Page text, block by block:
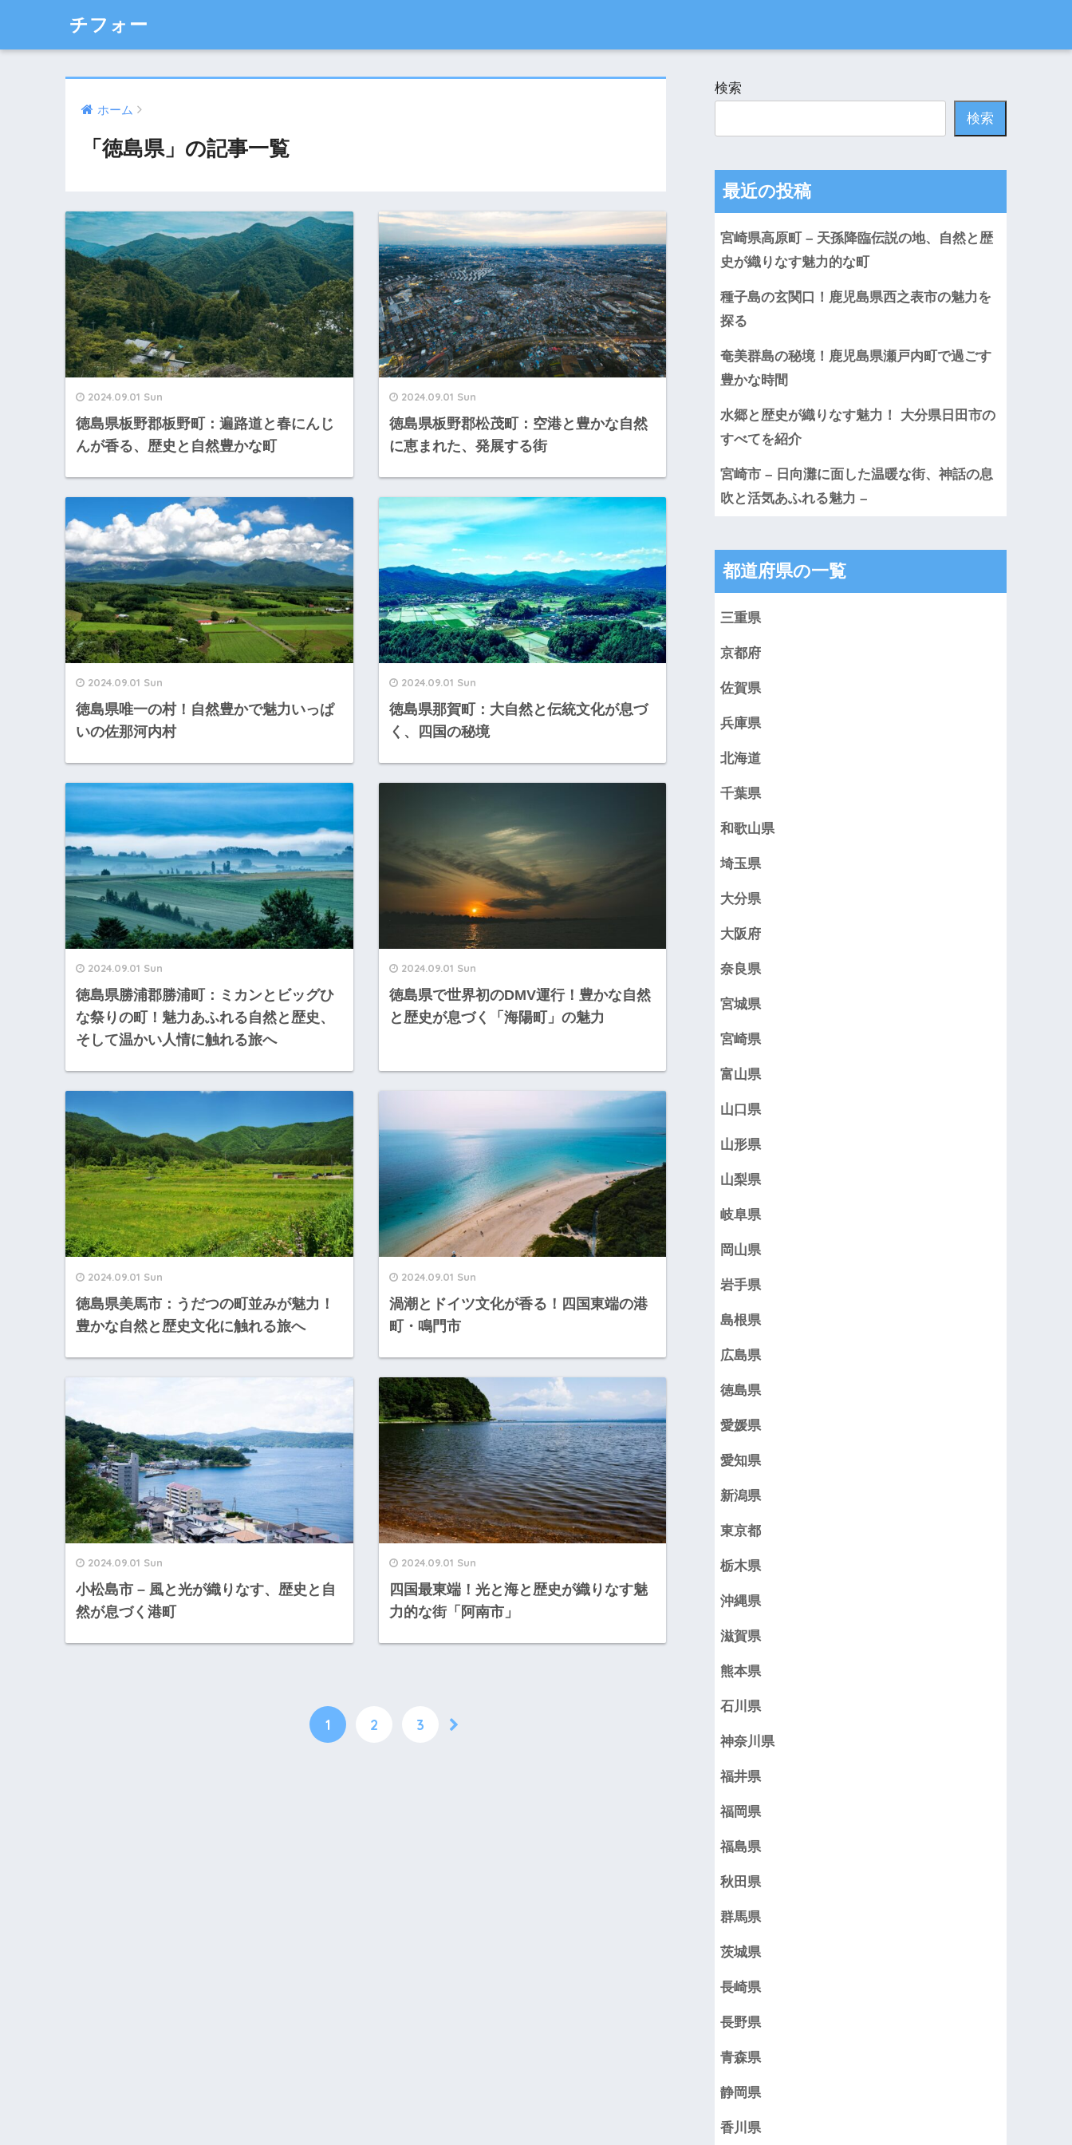
チフォー
ホーム
「徳島県」の記事一覧
2024.09.01 Sun
徳島県板野郡板野町：遍路道と春にんじ
んが香る、歴史と自然豊かな町
2024.09.01 Sun
徳島県板野郡松茂町：空港と豊かな自然
に恵まれた、発展する街
2024.09.01 Sun
徳島県唯一の村！自然豊かで魅力いっぱ
いの佐那河内村
2024.09.01 Sun
徳島県那賀町：大自然と伝統文化が息づ
く、四国の秘境
2024.09.01 Sun
徳島県勝浦郡勝浦町：ミカンとビッグひ
な祭りの町！魅力あふれる自然と歴史、
そして温かい人情に触れる旅へ
2024.09.01 Sun
徳島県で世界初のDMV運行！豊かな自然
と歴史が息づく「海陽町」の魅力
2024.09.01 Sun
徳島県美馬市：うだつの町並みが魅力！
豊かな自然と歴史文化に触れる旅へ
2024.09.01 Sun
渦潮とドイツ文化が香る！四国東端の港
町・鳴門市
2024.09.01 Sun
小松島市 – 風と光が織りなす、歴史と自
然が息づく港町
2024.09.01 Sun
四国最東端！光と海と歴史が織りなす魅
力的な街「阿南市」
1 2 3
検索
検索
最近の投稿
宮崎県高原町 – 天孫降臨伝説の地、自然と歴
史が織りなす魅力的な町
種子島の玄関口！鹿児島県西之表市の魅力を
探る
奄美群島の秘境！鹿児島県瀬戸内町で過ごす
豊かな時間
水郷と歴史が織りなす魅力！ 大分県日田市の
すべてを紹介
宮崎市 – 日向灘に面した温暖な街、神話の息
吹と活気あふれる魅力 –
都道府県の一覧
三重県
京都府
佐賀県
兵庫県
北海道
千葉県
和歌山県
埼玉県
大分県
大阪府
奈良県
宮城県
宮崎県
富山県
山口県
山形県
山梨県
岐阜県
岡山県
岩手県
島根県
広島県
徳島県
愛媛県
愛知県
新潟県
東京都
栃木県
沖縄県
滋賀県
熊本県
石川県
神奈川県
福井県
福岡県
福島県
秋田県
群馬県
茨城県
長崎県
長野県
青森県
静岡県
香川県